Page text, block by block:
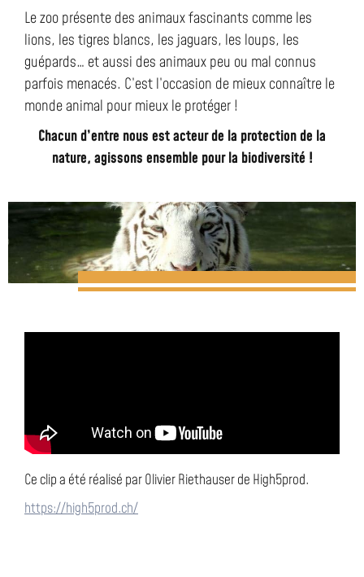
Le zoo présente des animaux fascinants comme les
lions, les tigres blancs, les jaguars, les loups, les
guépards… et aussi des animaux peu ou mal connus
parfois menacés. C’est l’occasion de mieux connaître le
monde animal pour mieux le protéger !
Chacun d’entre nous est acteur de la protection de la
nature, agissons ensemble pour la biodiversité !
Ce clip a été réalisé par Olivier Riethauser de High5prod.
https://high5prod.ch/